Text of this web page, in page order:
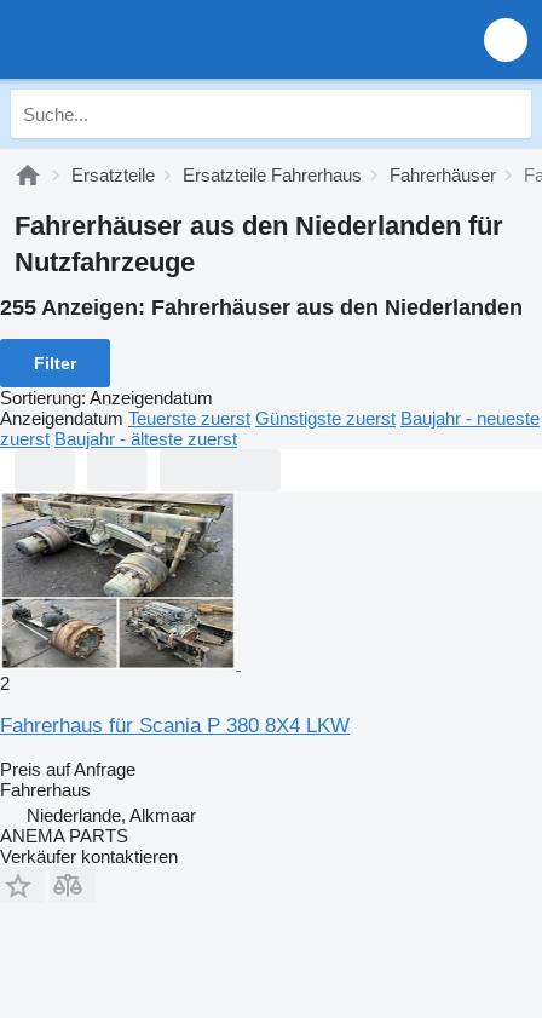
Ersatzteile Ersatzteile Fahrerhaus Fahrerhäuser
Fahrerhäuser aus den Niederlanden für
Nutzfahrzeuge
255 Anzeigen: Fahrerhäuser aus den Niederlanden
Filter
Sortierung: Anzeigendatum
Anzeigendatum Teuerste zuerst Günstigste zuerst Baujahr - neueste
zuerst Baujahr - älteste zuerst
2
Fahrerhaus für Scania P 380 8X4 LKW
Preis auf Anfrage
Fahrerhaus
Niederlande, Alkmaar
ANEMA PARTS
Verkäufer kontaktieren